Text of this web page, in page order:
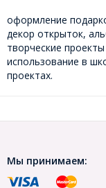
оформление
декор открыток,
творческие
использование в
проектах.
Мы принимаем: